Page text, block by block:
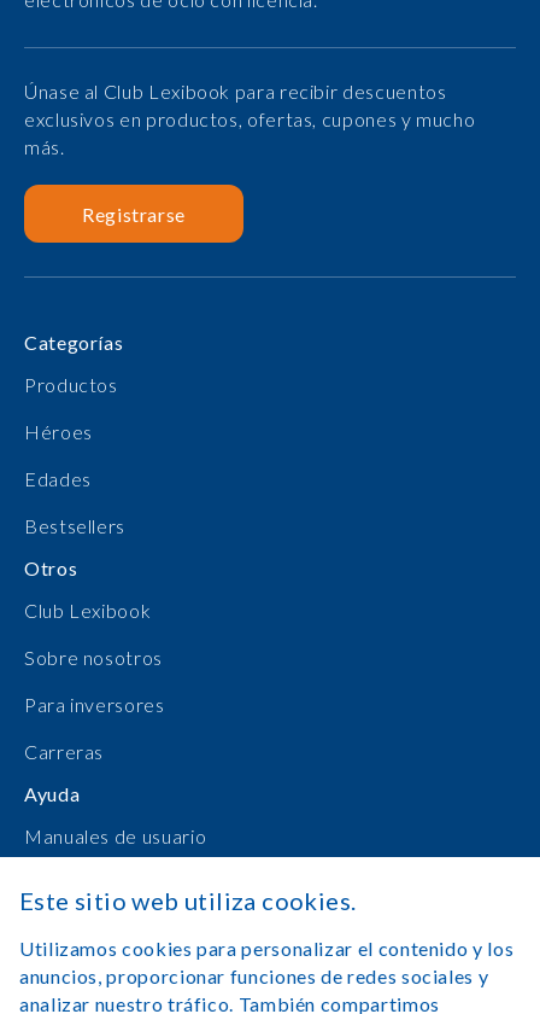
Únase al Club Lexibook para recibir descuentos
exclusivos en productos, ofertas, cupones y mucho
más.
Registrarse
Categorías
Productos
Héroes
Edades
Bestsellers
Otros
Club Lexibook
Sobre nosotros
Para inversores
Carreras
Ayuda
Manuales de usuario
Registrarse
Este sitio web utiliza cookies.
Utilizamos cookies para personalizar el contenido y los
anuncios, proporcionar funciones de redes sociales y
analizar nuestro tráfico. También compartimos